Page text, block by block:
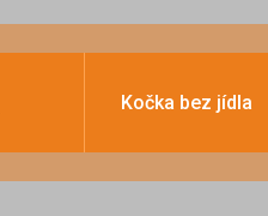
Kočka bez jídla